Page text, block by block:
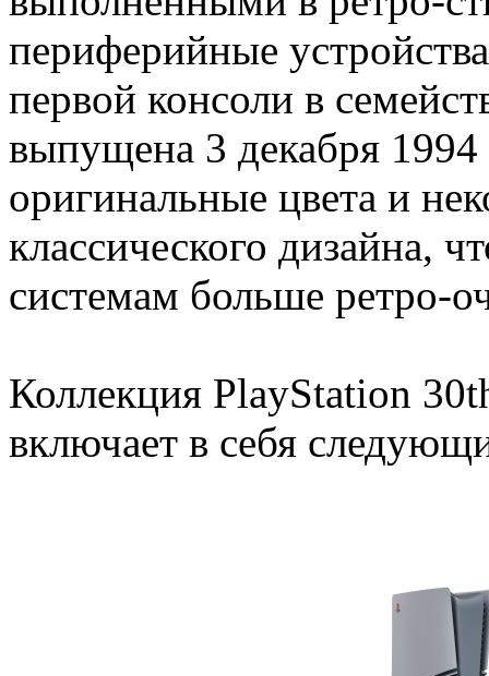
периферийные
первой консоли в
выпущена 3 декабря 1994
оригинальные цвета и
классического дизайна,
системам больше ретро-
Коллекция PlayStation
включает в себя